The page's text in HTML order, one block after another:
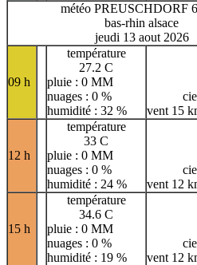
météo PREUSCHDORF
bas-rhin alsace
jeudi 13 aout 2026
09 h
température
27.2 C
pluie : 0 MM
nuages : 0 %
humidité : 32 %
vent 15
12 h
température
33 C
pluie : 0 MM
nuages : 0 %
humidité : 24 %
vent 12
15 h
température
34.6 C
pluie : 0 MM
nuages : 0 %
humidité : 19 %
vent 12